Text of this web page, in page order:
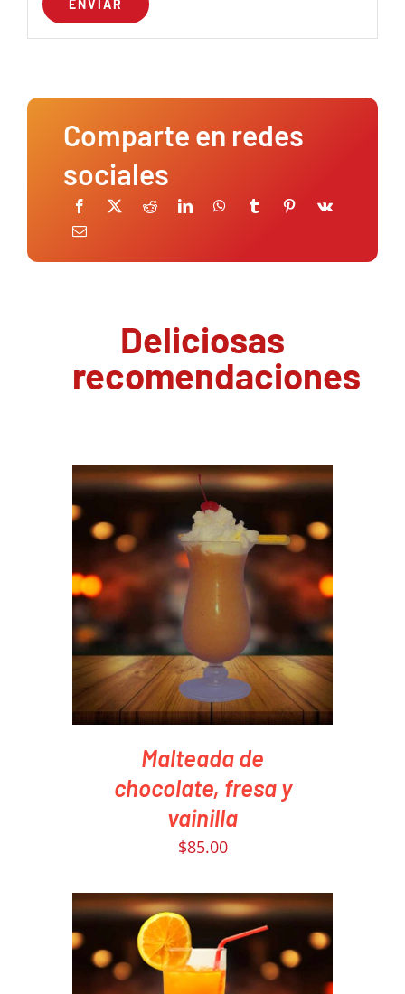
Comparte en redes
sociales
Deliciosas
recomendaciones
PEDIR AHORA
/
DETAILS
Malteada de
chocolate, fresa y
vainilla
$85.00